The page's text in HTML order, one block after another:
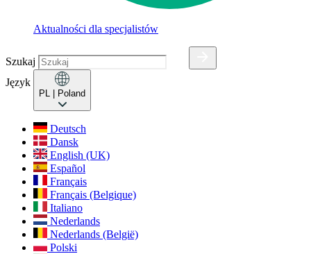
Aktualności dla specjalistów
Szukaj
Język
PL | Poland
Deutsch
Dansk
English (UK)
Español
Français
Français (Belgique)
Italiano
Nederlands
Nederlands (België)
Polski